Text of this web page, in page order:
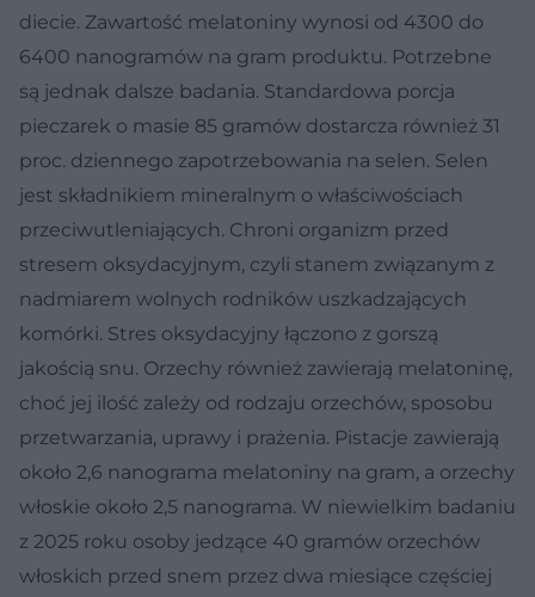
diecie. Zawartość melatoniny wynosi od 4300 do
6400 nanogramów na gram produktu. Potrzebne
są jednak dalsze badania. Standardowa porcja
pieczarek o masie 85 gramów dostarcza również 31
proc. dziennego zapotrzebowania na selen. Selen
jest składnikiem mineralnym o właściwościach
przeciwutleniających. Chroni organizm przed
stresem oksydacyjnym, czyli stanem związanym z
nadmiarem wolnych rodników uszkadzających
komórki. Stres oksydacyjny łączono z gorszą
jakością snu. Orzechy również zawierają melatoninę,
choć jej ilość zależy od rodzaju orzechów, sposobu
przetwarzania, uprawy i prażenia. Pistacje zawierają
około 2,6 nanograma melatoniny na gram, a orzechy
włoskie około 2,5 nanograma. W niewielkim badaniu
z 2025 roku osoby jedzące 40 gramów orzechów
włoskich przed snem przez dwa miesiące częściej